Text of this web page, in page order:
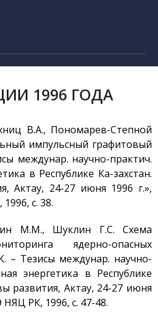
Главная
Руководство
Экспериментальная база
Реактор ИГР
Реактор ИВГ.1М
Стенд ЛИАНА
Токамак КТМ
Установка ЛАВА-Б
Установка ВИКА
Установка EAGLE
Стенд ВЧГ-135
1996 ГОДА
В.А., Пономарев-Степной
импульсный графитовый
междунар. научно-практич.
в Республике Ка-захстан.
Актау, 24-27 июня 1996 г.»,
с. 38.
М.М., Шуклин Г.С. Схема
ядерно-опасных
– Тезисы междунар. научно-
энергетика в Республике
развития, Актау, 24-27 июня
НЯЦ РК, 1996, с. 47-48.